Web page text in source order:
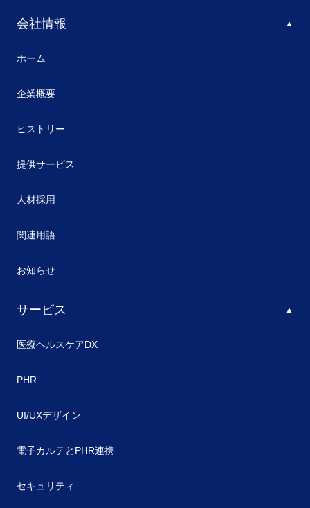
会社情報
ホーム
企業概要
ヒストリー
提供サービス
人材採用
関連用語
お知らせ
サービス
医療ヘルスケアDX
PHR
UI/UXデザイン
電子カルテとPHR連携
セキュリティ